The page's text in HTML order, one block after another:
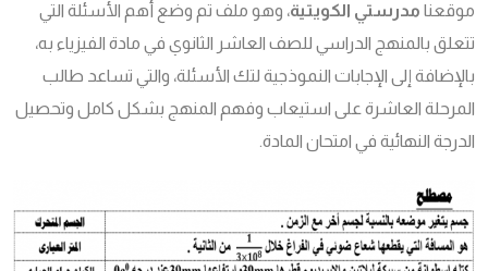
موقعنا مدرستي الكويتية، وهو ملف تم وضع أهم الأسئلة التي
تتعلق بالمنهج الدراسي للصف العاشر الثانوي في مادة الفيزياء به،
بالإضافة إلى الإجابات النموذجية لتك الأسئلة، والتي تساعد طالب
المرحلة العاشرة على استيعاب وفهم المنهج بشكل كامل وتحصيل
الدرجة النهائية في امتحان المادة.